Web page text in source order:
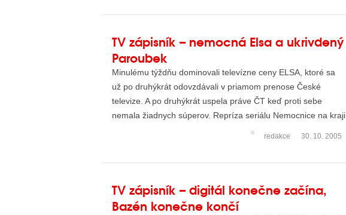
TV zápisník – nemocná Elsa a ukrivdený
Paroubek
Minulému týždňu dominovali televízne ceny ELSA, ktoré sa
už po druhýkrát odovzdávali v priamom prenose České
televize. A po druhýkrát uspela práve ČT keď proti sebe
nemala žiadnych súperov. Repríza seriálu Nemocnice na kraji
redakce 30. 10. 2005
TV zápisník – digitál konečne začína,
Bazén konečne končí